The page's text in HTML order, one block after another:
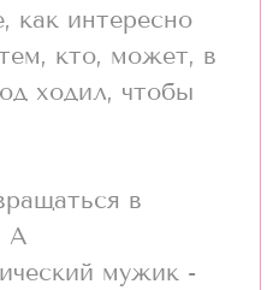
как интересно
кто, может, в
ходил, чтобы
в
А
мужик -